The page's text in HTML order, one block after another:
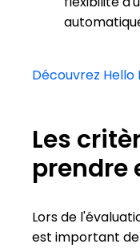
Découvrez Hello
Les
prendre
Lors de
est important